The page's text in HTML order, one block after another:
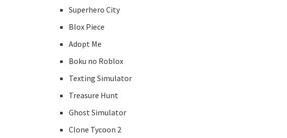
Superhero City
Blox Piece
Adopt Me
Boku no Roblox
Texting Simulator
Treasure Hunt
Ghost Simulator
Clone Tycoon 2